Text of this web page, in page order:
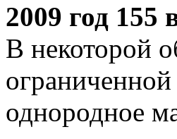
2009 год 155
В некоторой
однородное